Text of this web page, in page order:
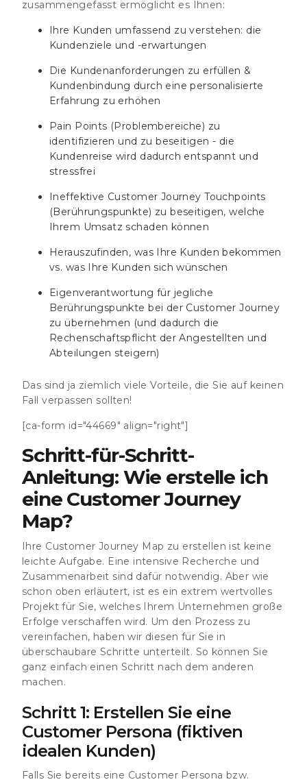
zusammengefasst ermöglicht es Ihnen:
Ihre Kunden umfassend zu verstehen: die
Kundenziele und -erwartungen
Die Kundenanforderungen zu erfüllen &
Kundenbindung durch eine personalisierte
Erfahrung zu erhöhen
Pain Points (Problembereiche) zu
identifizieren und zu beseitigen - die
Kundenreise wird dadurch entspannt und
stressfrei
Ineffektive Customer Journey Touchpoints
(Berührungspunkte) zu beseitigen, welche
Ihrem Umsatz schaden können
Herauszufinden, was Ihre Kunden bekommen
vs. was Ihre Kunden sich wünschen
Eigenverantwortung für jegliche
Berührungspunkte bei der Customer Journey
zu übernehmen (und dadurch die
Rechenschaftspflicht der Angestellten und
Abteilungen steigern)
Das sind ja ziemlich viele Vorteile, die Sie auf keinen
Fall verpassen sollten!
[ca-form id="44669" align="right"]
Schritt-für-Schritt-
Anleitung: Wie erstelle ich
eine Customer Journey
Map?
Ihre Customer Journey Map zu erstellen ist keine
leichte Aufgabe. Eine intensive Recherche und
Zusammenarbeit sind dafür notwendig. Aber wie
schon oben erläutert, ist es ein extrem wertvolles
Projekt für Sie, welches Ihrem Unternehmen große
Erfolge verschaffen wird. Um den Prozess zu
vereinfachen, haben wir diesen für Sie in
überschaubare Schritte unterteilt. So können Sie
ganz einfach einen Schritt nach dem anderen
machen.
Schritt 1: Erstellen Sie eine
Customer Persona (fiktiven
idealen Kunden)
Falls Sie bereits eine Customer Persona bzw.